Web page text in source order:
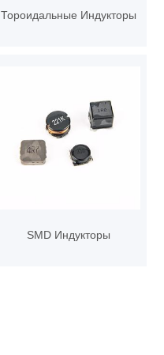
Тороидальные Индукторы
SMD Индукторы